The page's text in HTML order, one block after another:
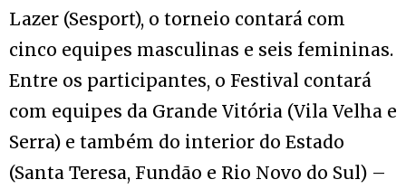
Lazer (Sesport), o torneio contará com
cinco equipes masculinas e seis femininas.
Entre os participantes, o Festival contará
com equipes da Grande Vitória (Vila Velha e
Serra) e também do interior do Estado
(Santa Teresa, Fundão e Rio Novo do Sul) –